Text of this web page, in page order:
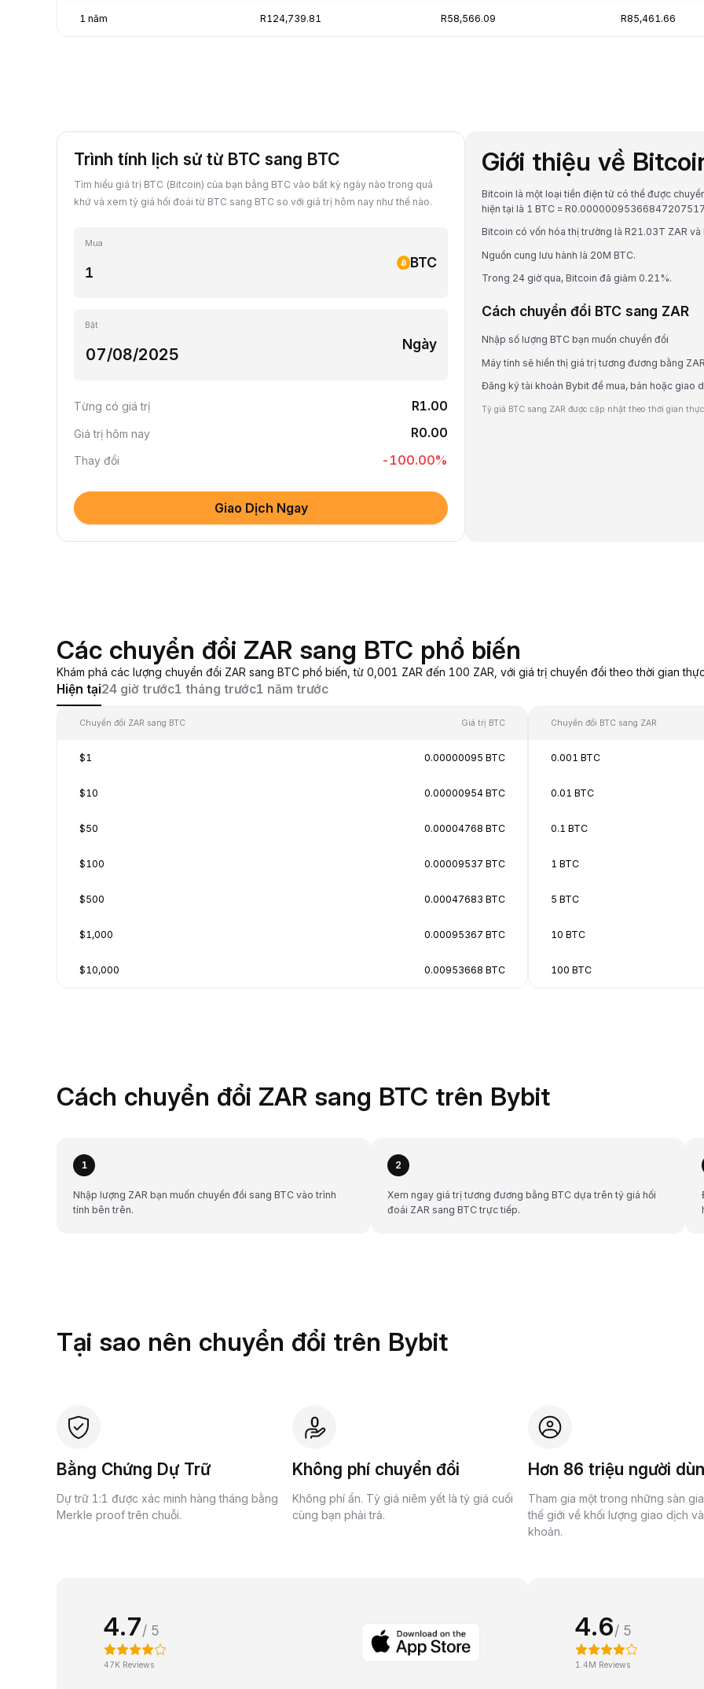
1 năm R124,739.81 R58,566.09 R85,461.66
Trình tính lịch sử từ BTC sang BTC
Tìm hiểu giá trị BTC (Bitcoin) của bạn bằng BTC vào bất kỳ ngày nào trong quá
khứ và xem tỷ giá hối đoái từ BTC sang BTC so với giá trị hôm nay như thế nào.
Mua
BTC
Bật
Ngày
Từng có giá trị R1.00
Giá trị hôm nay R0.00
Thay đổi -100.00%
Giao Dịch Ngay
Giới thiệu về
Bitcoin là một loại tiền điện tử có thể được
hiện tại là 1 BTC =
Bitcoin có vốn hóa thị trường là R21.03T ZAR
Nguồn cung lưu hành là 20M BTC.
Trong 24 giờ qua, Bitcoin đã giảm 0.21%.
Cách chuyển đổi BTC sang ZAR
Nhập số lượng BTC bạn muốn chuyển đổi
Máy tính sẽ hiển thị giá trị tương đương bằng ZAR
Đăng ký tài khoản Bybit để mua, bán hoặc giao
Tỷ giá BTC sang ZAR được cập nhật theo thời gian
Các chuyển đổi ZAR sang BTC phổ biến
Khám phá các lượng chuyển đổi ZAR sang BTC phổ biến, từ 0,001 ZAR đến 100 ZAR, với giá trị chuyển đổi theo thời gian
Hiện tại24 giờ trước1 tháng trước1 năm trước
Chuyển đổi ZAR sang BTC Giá trị BTC
$1 0.00000095 BTC
$10 0.00000954 BTC
$50 0.00004768 BTC
$100 0.00009537 BTC
$500 0.00047683 BTC
$1,000 0.00095367 BTC
$10,000 0.00953668 BTC
Chuyển đổi BTC sang ZAR
0.001 BTC
0.01 BTC
0.1 BTC
1 BTC
5 BTC
10 BTC
100 BTC
Cách chuyển đổi ZAR sang BTC trên Bybit
1
Nhập lượng ZAR bạn muốn chuyển đổi sang BTC vào trình
tính bên trên.
2
Xem ngay giá trị tương đương bằng BTC dựa trên tỷ giá hối
đoái ZAR sang BTC trực tiếp.
Tại sao nên chuyển đổi trên Bybit
Bằng Chứng Dự Trữ
Dự trữ 1:1 được xác minh hàng tháng bằng
Merkle proof trên chuỗi.
Không phí chuyển đổi
Không phí ẩn. Tỷ giá niêm yết là tỷ giá cuối
cùng bạn phải trả.
Hơn 86 triệu người
Tham gia một trong những sàn
thế giới về khối lượng giao dịch
khoản.
4.7/ 5
47K Reviews
4.6/ 5
1.4M Reviews